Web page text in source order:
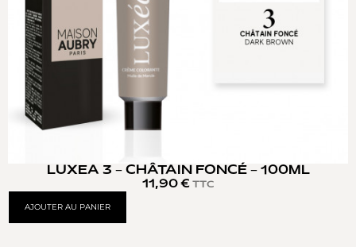
LUXEA 3 – CHÂTAIN FONCÉ – 100ML
11,90 € TTC
AJOUTER AU PANIER